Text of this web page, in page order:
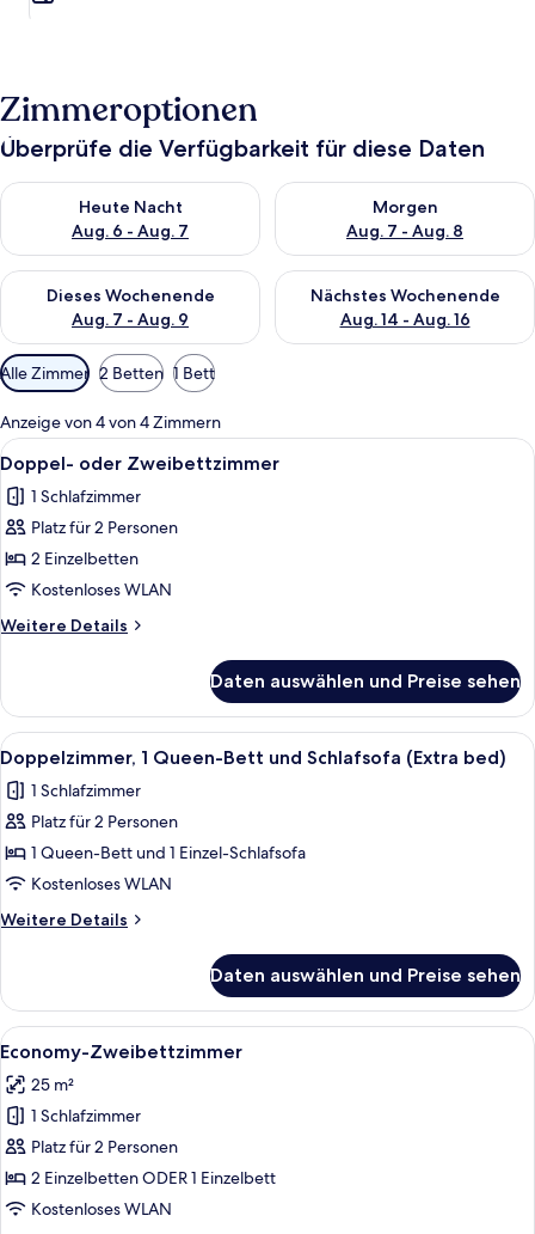
Zimmeroptionen
Überprüfe die Verfügbarkeit für diese Daten
Heute Nacht
Aug. 6 - Aug. 7
Überprüfe die Verfügbarkeit für heute Nacht, Aug. 6 - Aug. 7.
Morgen
Aug. 7 - Aug. 8
Überprüfe die Verfügbarkeit
Dieses Wochenende
Aug. 7 - Aug. 9
Überprüfe die Verfügbarkeit für dieses Wochenende, Aug. 7
Nächstes Wochenende
Aug. 14 - Aug. 16
Überprüfe die Verfügbarkeit
Verfügbare
Filter
für
Zimmer
Alle Zimmer 2 Betten 1 Bett
Anzeige von 4 von 4 Zimmern
Alle
Fotos
für
Doppel-
oder
Zweibettzimmer
anzeigen
Ein Hotelzimmer mit zwei Betten,
24
Doppel- oder Zweibettzimmer
1 Schlafzimmer
Platz für 2 Personen
2 Einzelbetten
Kostenloses WLAN
Weitere Details
Weitere
oder
Zweibettzimmer
Daten auswählen und Preise sehen
Alle
Fotos
für
Doppelzimmer,
1 Queen-
Bett
und
Schlafsofa
bed)
anzeigen
Ein Hotelzimmer mit Fernseher auf
14
Doppelzimmer, 1 Queen-Bett und Schlafsofa (Extra bed)
1 Schlafzimmer
Platz für 2 Personen
1 Queen-Bett und 1 Einzel-Schlafsofa
Kostenloses WLAN
Weitere Details
Weitere
1 Queen-
Bett
und
Schlafsofa
(Extra
bed)
Daten auswählen und Preise sehen
Alle
Fotos
für
Economy-
Zweibettzimmer
anzeigen
Ein Hotelzimmer mit Fernseher,
4
Economy-Zweibettzimmer
25 m²
1 Schlafzimmer
Platz für 2 Personen
2 Einzelbetten ODER 1 Einzelbett
Kostenloses WLAN